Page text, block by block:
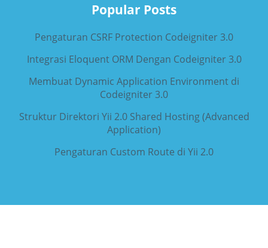
Popular Posts
Pengaturan CSRF Protection Codeigniter 3.0
Integrasi Eloquent ORM Dengan Codeigniter 3.0
Membuat Dynamic Application Environment di
Codeigniter 3.0
Struktur Direktori Yii 2.0 Shared Hosting (Advanced
Application)
Pengaturan Custom Route di Yii 2.0